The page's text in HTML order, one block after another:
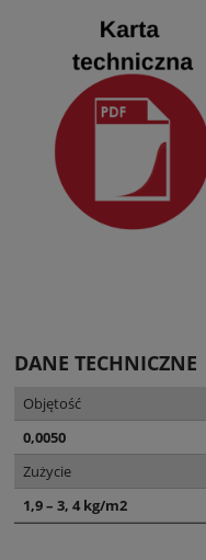
DANE TECHNICZNE
Objętość
0,0050
Zużycie
1,9 – 3, 4 kg/m2